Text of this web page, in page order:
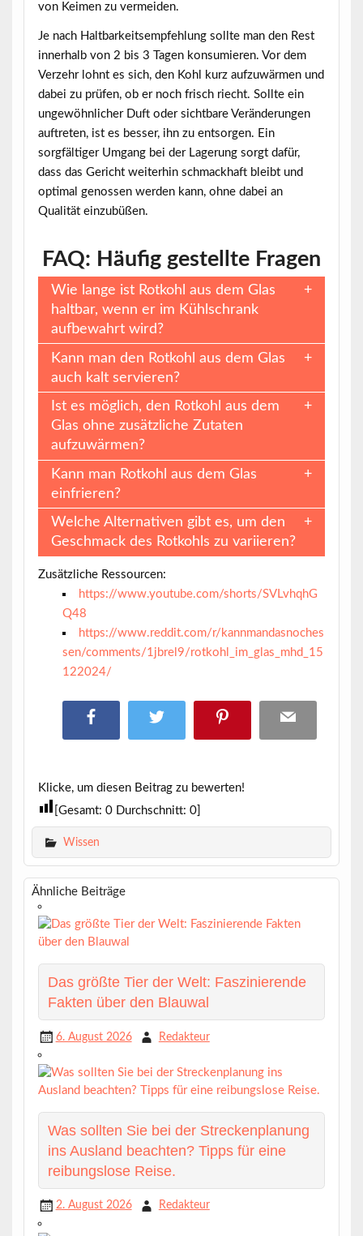
von Keimen zu vermeiden.
Je nach Haltbarkeitsempfehlung sollte man den Rest
innerhalb von 2 bis 3 Tagen konsumieren. Vor dem
Verzehr lohnt es sich, den Kohl kurz aufzuwärmen und
dabei zu prüfen, ob er noch frisch riecht. Sollte ein
ungewöhnlicher Duft oder sichtbare Veränderungen
auftreten, ist es besser, ihn zu entsorgen. Ein
sorgfältiger Umgang bei der Lagerung sorgt dafür,
dass das Gericht weiterhin schmackhaft bleibt und
optimal genossen werden kann, ohne dabei an
Qualität einzubüßen.
FAQ: Häufig gestellte Fragen
Wie lange ist Rotkohl aus dem Glas
haltbar, wenn er im Kühlschrank
aufbewahrt wird?
Kann man den Rotkohl aus dem Glas
auch kalt servieren?
Ist es möglich, den Rotkohl aus dem
Glas ohne zusätzliche Zutaten
aufzuwärmen?
Kann man Rotkohl aus dem Glas
einfrieren?
Welche Alternativen gibt es, um den
Geschmack des Rotkohls zu variieren?
Zusätzliche Ressourcen:
https://www.youtube.com/shorts/SVLvhqhG
Q48
https://www.reddit.com/r/kannmandasnoches
sen/comments/1jbrel9/rotkohl_im_glas_mhd_15
122024/
Klicke, um diesen Beitrag zu bewerten!
[Gesamt: 0Durchschnitt: 0]
Wissen
Ähnliche Beiträge
Das größte Tier der Welt: Faszinierende
Fakten über den Blauwal
6. August 2026 Redakteur
Was sollten Sie bei der Streckenplanung
ins Ausland beachten? Tipps für eine
reibungslose Reise.
2. August 2026 Redakteur